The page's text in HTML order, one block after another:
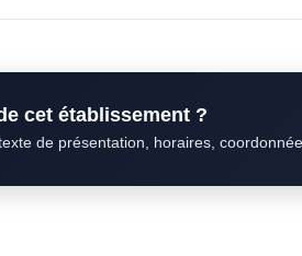
cet établissement ?
de présentation, horaires,